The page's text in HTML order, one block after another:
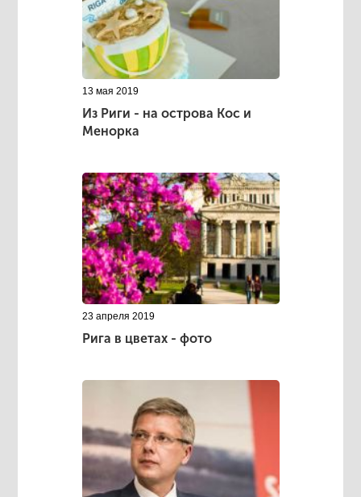
13 мая 2019
Из Риги - на острова Кос и
Менорка
23 апреля 2019
Рига в цветах - фото